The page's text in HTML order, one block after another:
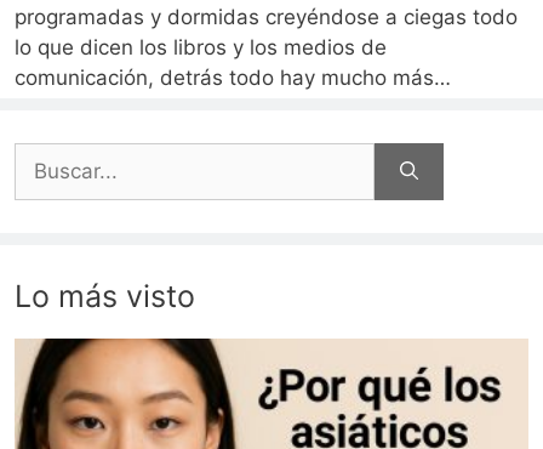
programadas y dormidas creyéndose a ciegas todo
lo que dicen los libros y los medios de
comunicación, detrás todo hay mucho más…
Lo más visto